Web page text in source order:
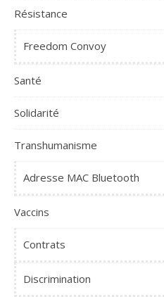
Résistance
Freedom Convoy
Santé
Solidarité
Transhumanisme
Adresse MAC Bluetooth
Vaccins
Contrats
Discrimination